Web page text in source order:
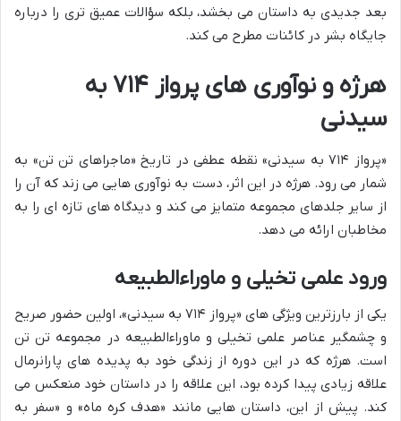
بعد جدیدی به داستان می بخشد، بلکه سؤالات عمیق تری را درباره
جایگاه بشر در کائنات مطرح می کند.
هرژه و نوآوری های پرواز ۷۱۴ به
سیدنی
«پرواز ۷۱۴ به سیدنی» نقطه عطفی در تاریخ «ماجراهای تن تن» به
شمار می رود. هرژه در این اثر، دست به نوآوری هایی می زند که آن را
از سایر جلدهای مجموعه متمایز می کند و دیدگاه های تازه ای را به
مخاطبان ارائه می دهد.
ورود علمی تخیلی و ماوراءالطبیعه
یکی از بارزترین ویژگی های «پرواز ۷۱۴ به سیدنی»، اولین حضور صریح
و چشمگیر عناصر علمی تخیلی و ماوراءالطبیعه در مجموعه تن تن
است. هرژه که در این دوره از زندگی خود به پدیده های پارانرمال
علاقه زیادی پیدا کرده بود، این علاقه را در داستان خود منعکس می
کند. پیش از این، داستان هایی مانند «هدف کره ماه» و «سفر به